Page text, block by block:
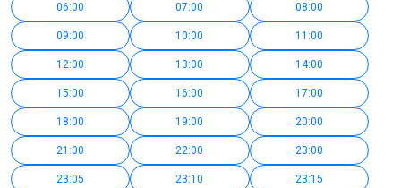
06:00 07:00 08:00
09:00 10:00 11:00
12:00 13:00 14:00
15:00 16:00 17:00
18:00 19:00 20:00
21:00 22:00 23:00
23:05 23:10 23:15